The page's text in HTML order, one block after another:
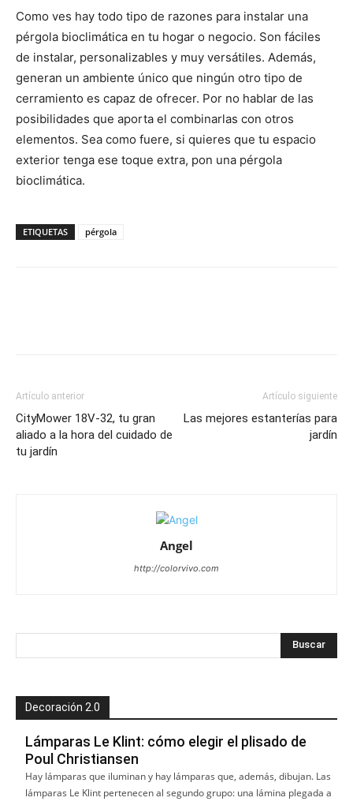
Como ves hay todo tipo de razones para instalar una
pérgola bioclimática en tu hogar o negocio. Son fáciles
de instalar, personalizables y muy versátiles. Además,
generan un ambiente único que ningún otro tipo de
cerramiento es capaz de ofrecer. Por no hablar de las
posibilidades que aporta el combinarlas con otros
elementos. Sea como fuere, si quieres que tu espacio
exterior tenga ese toque extra, pon una pérgola
bioclimática.
ETIQUETAS pérgola
Artículo anterior
CityMower 18V-32, tu gran
aliado a la hora del cuidado de
tu jardín
Artículo siguiente
Las mejores estanterías para
jardín
Angel
http://colorvivo.com
Decoración 2.0
Lámparas Le Klint: cómo elegir el plisado de
Poul Christiansen
Hay lámparas que iluminan y hay lámparas que, además, dibujan. Las
lámparas Le Klint pertenecen al segundo grupo: una lámina plegada a